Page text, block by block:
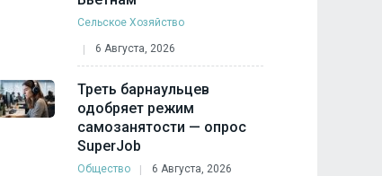
Сельское Хозяйство
6 Августа, 2026
Треть барнаульцев
одобряет режим
самозанятости — опрос
SuperJob
Общество 6 Августа, 2026